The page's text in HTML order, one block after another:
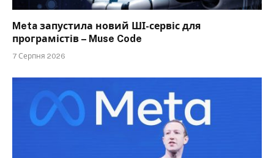
Meta запустила новий ШІ-сервіс для
програмістів – Muse Code
7 Серпня 2026